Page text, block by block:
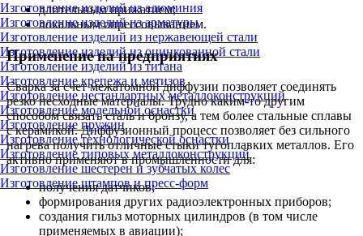
Изготовление изделий из алюминия
Изготовление изделий из арматуры
Изготовление изделий из нержавеющей стали
Изготовление изделий из оцинкованной стали
Изготовление изделий из титана
Изготовление крепежа и метизов
Изготовление нестандартных металлоконструкций
Изготовление модельной оснастки
Изготовление пружин
Изготовление технологической оснастки
Изготовление типовых металлоконструкций
Изготовление шестерен и зубчатых колес
Изготовление штампов и пресс-форм
длительным прижатием;
локальным опрессовыванием.
Применение на предприятиях
Сварка за счет межатомной диффузии позволяет соединять
резко несходные материалы. Трудно каким-то другим
способом связать сталь и бронзу, а тем более стальные сплавы
с керамикой. Диффузионный процесс позволяет без сильного
нагрева получить отличные стыки тугоплавких металлов. Его
активно применяют в промышленности для:
получения датчиков;
формирования других радиоэлектронных приборов;
создания гильз моторных цилиндров (в том числе
применяемых в авиации);